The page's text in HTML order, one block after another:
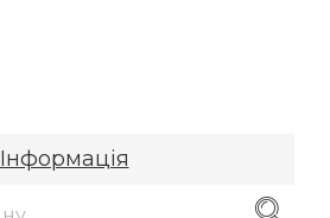
Інформація